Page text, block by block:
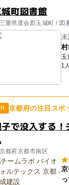
町図書館
三重県度会郡玉城町 / 図
玉
1
ほ
京都府の注目スポ
で没入する
京都府京都市南区